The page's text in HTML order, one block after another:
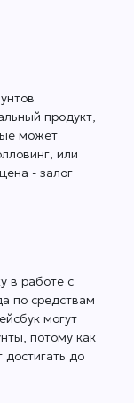
продукт,
может
или
- залог
в работе с
по средствам
могут
потому как
до